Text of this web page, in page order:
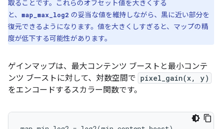
取ることです。これらのオフセット値を大きくする
と、
map_max_log2 の妥当な値を維持しながら、黒に近い部分を
復元できるようになります。値を大きくしすぎると、マップの精
度が低下する可能性があります。
ゲインマップは、最大コンテンツ ブーストと最小コンテ
ンツ ブーストに対して、対数空間で pixel_gain(x, y)
をエンコードするスカラー関数です。